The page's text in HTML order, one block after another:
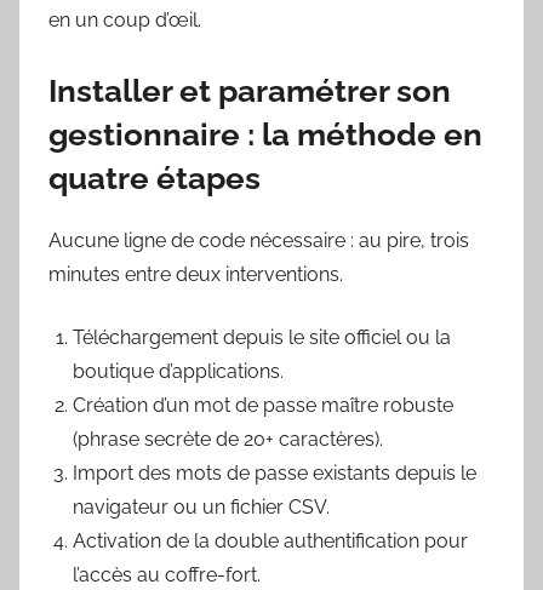
en un coup d’œil.
Installer et paramétrer son
gestionnaire : la méthode en
quatre étapes
Aucune ligne de code nécessaire : au pire, trois
minutes entre deux interventions.
Téléchargement depuis le site officiel ou la
boutique d’applications.
Création d’un mot de passe maître robuste
(phrase secrète de 20+ caractères).
Import des mots de passe existants depuis le
navigateur ou un fichier CSV.
Activation de la double authentification pour
l’accès au coffre-fort.